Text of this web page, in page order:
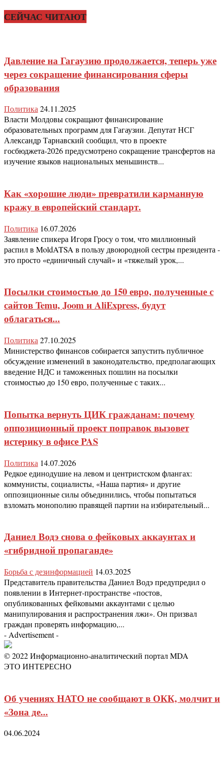
СЕЙЧАС ЧИТАЮТ
Давление на Гагаузию продолжается, теперь уже
через сокращение финансирования сферы
образования
Политика24.11.2025
Власти Молдовы сокращают финансирование
образовательных программ для Гагаузии. Депутат НСГ
Александр Тарнавский сообщил, что в проекте
госбюджета-2026 предусмотрено сокращение трансфертов на
изучение языков национальных меньшинств...
Как «хорошие люди» превратили карманную
кражу в европейский стандарт.
Политика 16.07.2026
Заявление спикера Игоря Гросу о том, что миллионный
распил в MoldATSA в пользу двоюродной сестры президента -
это просто «единичный случай» и «тяжелый урок,...
Посылки стоимостью до 150 евро, полученные с
сайтов Temu, Joom и AliExpress, будут
облагаться...
Политика 27.10.2025
Министерство финансов собирается запустить публичное
обсуждение изменений в законодательство, предполагающих
введение НДС и таможенных пошлин на посылки
стоимостью до 150 евро, полученные с таких...
Попытка вернуть ЦИК гражданам: почему
оппозиционный проект поправок вызовет
истерику в офисе PAS
Политика 14.07.2026
Редкое единодушие на левом и центристском флангах:
коммунисты, социалисты, «Наша партия» и другие
оппозиционные силы объединились, чтобы попытаться
взломать монополию правящей партии на избирательный...
Даниел Водэ снова о фейковых аккаунтах и
«гибридной пропаганде»
Борьба с дезинформацией 14.03.2025
Представитель правительства Даниел Водэ предупредил о
появлении в Интернет-пространстве «постов,
опубликованных фейковыми аккаунтами с целью
манипулирования и распространения лжи». Он призвал
граждан проверять информацию,...
- Advertisement -
© 2022 Информационно-аналитический портал MDA
ЭТО ИНТЕРЕСНО
Об учениях НАТО не сообщают в ОКК, молчит и
«Зона де...
04.06.2024